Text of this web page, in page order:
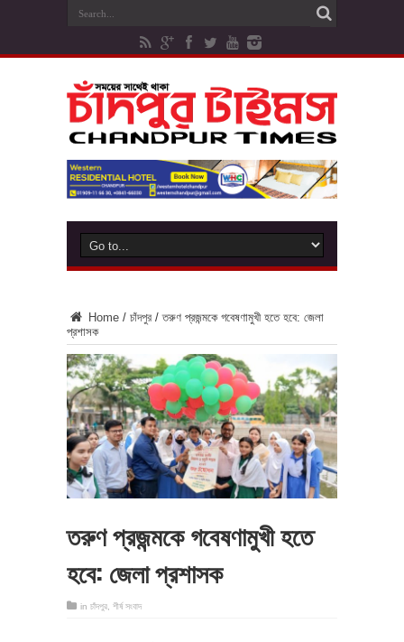
Home / চাঁদপুর / তরুণ প্রজন্মকে গবেষণামুখী হতে হবে: জেলা
প্রশাসক
তরুণ প্রজন্মকে গবেষণামুখী হতে
হবে: জেলা প্রশাসক
in চাঁদপুর শীর্ষ সংবাদ